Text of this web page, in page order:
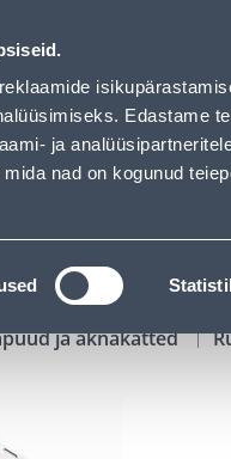
Edastame
ja
nad on kogunud
Teenused
KATALOOGID
ja aknakatted